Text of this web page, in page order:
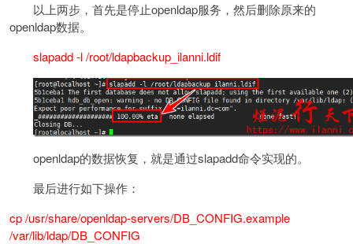
以上两步，首先是停止openldap服务，然后删除原来的
openldap数据。
slapadd -l /root/ldapbackup_ilanni.ldif
openldap的数据恢复，就是通过slapadd命令实现的。
最后进行如下操作：
cp /usr/share/openldap-servers/DB_CONFIG.example
/var/lib/ldap/DB_CONFIG